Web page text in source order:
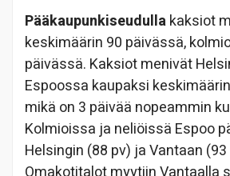
Pääkaupunkiseudullakaksiot
keskimäärin 90 päivässä,
päivässä. Kaksiot menivät
Espoossa kaupaksi
mikä on 3 päivää nopeammin
Kolmioissa ja neliöissä Espoo
Helsingin (88 pv) ja Vantaan (93